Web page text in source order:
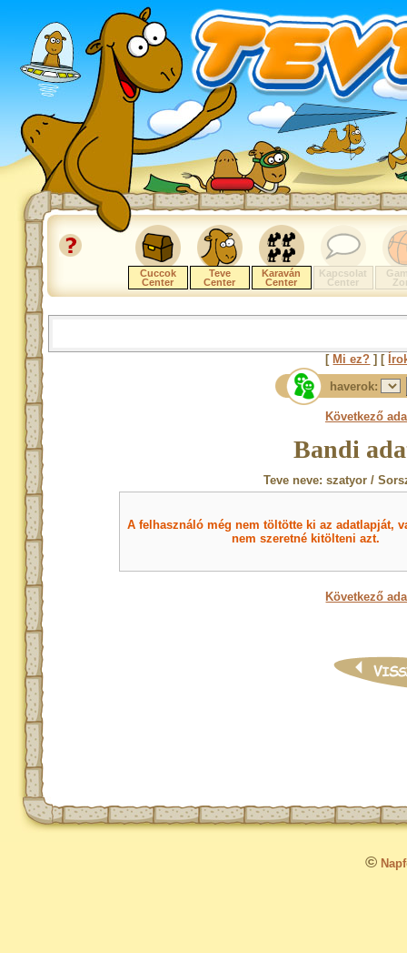
Cuccok
Center
Teve
Center
Karaván
Center
Kapcsolat
Center
[ Mi ez? ] [
haverok:
Következő
Bandi
Teve neve: szatyor /
A felhasználó még nem töltötte ki az adatlapját,
nem szeretné kitölteni azt.
Következő
©